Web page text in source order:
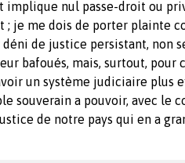
implique nul passe-droit ou
; je me dois de porter plainte
déni de justice persistant, non
bafoués, mais, surtout,
un système judiciaire plus
souverain a pouvoir, avec le
de notre pays qui en a